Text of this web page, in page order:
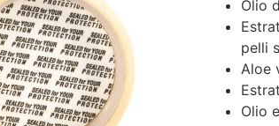
Olio
pelli
Aloe
Olio